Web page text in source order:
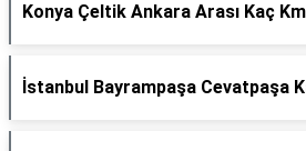
Konya Çeltik Ankara Arası Kaç Km
İstanbul Bayrampaşa Cevatpaşa